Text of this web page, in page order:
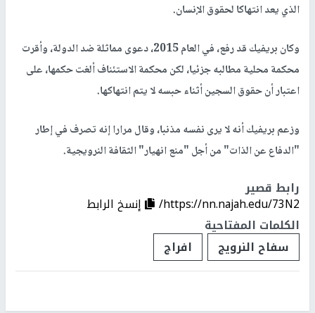
الذي يعد انتهاكا لحقوق الإنسان.
وكان بريفيك قد رفع، في العام 2015، دعوى مماثلة ضد الدولة، وأقرت
محكمة محلية مطالبه جزئيا، لكن محكمة الاستئناف ألغت حكمها، على
اعتبار أن حقوق السجين أثناء حبسه لا يتم انتهاكها.
وزعم بريفيك أنه لا يرى نفسه مذنبا، وقال مرارا إنه تصرف في إطار
"الدفاع عن الذات" من أجل "منع انهيار" الثقافة النرويجية.
رابط قصير
https://nn.najah.edu/73N2/
إنسخ الرابط
الكلمات المفتاحية
سفاح النرويج
افراج